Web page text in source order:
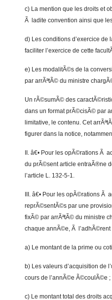
c) La mention que les droits et
Ã ladite convention ainsi que
d) Les conditions d’exercice
faciliter l’exercice de cette
e) Les modalitÃ©s de la
par arrÃªtÃ© du ministre
Un rÃ©sumÃ© des
dans un format prÃ©cisÃ© par
limitative, le contenu. Cet
figurer dans la notice,
II. â€• Pour les opÃ©rations Ã
du prÃ©sent article entraÃ®ne
l’article L. 132-5-1.
III. â€• Pour les opÃ©rations Ã
reprÃ©sentÃ©s par une
fixÃ© par arrÃªtÃ© du ministre
chaque annÃ©e, Ã
a) Le montant de la prime ou
b) Les valeurs d’acquisition de
cours de l’annÃ©e Ã©coulÃ©e ;
c) Le montant total des droits